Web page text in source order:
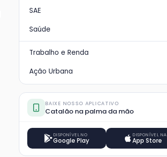
SAE
Saúde
Trabalho e Renda
Ação Urbana
BAIXE NOSSO APLICATIVO
Catalão na palma da mão
DISPONÍVEL NO
Google Play
DISPONÍVEL NA
App Store